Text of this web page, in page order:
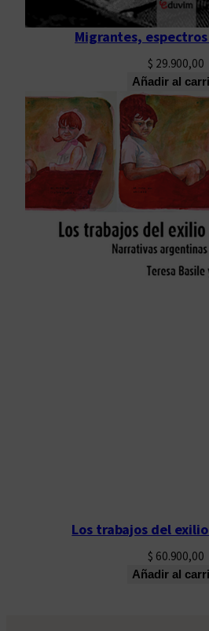
Migrantes,
$ 29.900,00
Añadir al
Los trabajos del
$ 60.900,00
Añadir al